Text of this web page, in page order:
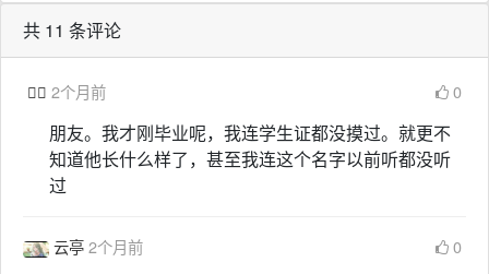
共 11 条评论
 2个月前 0
朋友。我才刚毕业呢，我连学生证都没摸过。就更不
知道他长什么样了，甚至我连这个名字以前听都没听
过
云亭2个月前 0